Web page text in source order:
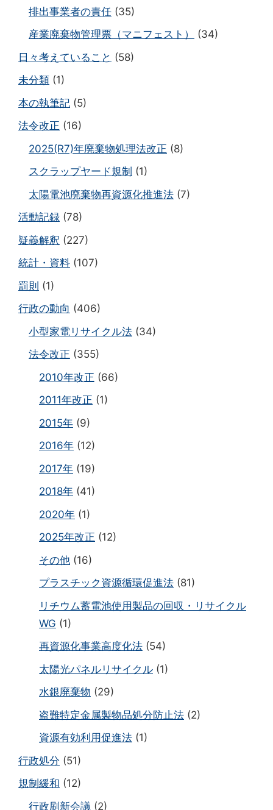
排出事業者の責任 (35)
産業廃棄物管理票（マニフェスト）
(34)
日々考えていること (58)
未分類 (1)
本の執筆記 (5)
法令改正 (16)
2025(R7)年廃棄物処理法改正 (8)
スクラップヤード規制 (1)
太陽電池廃棄物再資源化推進法 (7)
活動記録 (78)
疑義解釈 (227)
統計・資料 (107)
罰則 (1)
行政の動向 (406)
小型家電リサイクル法 (34)
法令改正 (355)
2010年改正 (66)
2011年改正 (1)
2015年 (9)
2016年 (12)
2017年 (19)
2018年 (41)
2020年 (1)
2025年改正 (12)
その他 (16)
プラスチック資源循環促進法 (81)
リチウム蓄電池使用製品の回収・リサイクル
WG (1)
再資源化事業高度化法 (54)
太陽光パネルリサイクル (1)
水銀廃棄物 (29)
盗難特定金属製物品処分防止法 (2)
資源有効利用促進法 (1)
行政処分 (51)
規制緩和 (12)
行政刷新会議 (2)